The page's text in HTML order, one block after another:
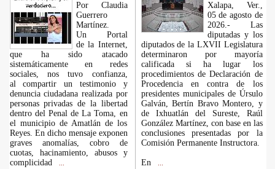
Por Claudia
Guerrero
Martínez.
​Un Portal
de la Internet,
que ha sido atacado
sistemáticamente en redes
sociales, nos tuvo confianza,
al compartir un testimonio y
denuncia ciudadana realizada por
personas privadas de la libertad
dentro del Penal de La Toma, en
el municipio de Amatlán de los
Reyes. En dicho mensaje exponen
graves anomalías, cobro de
cuotas, hacinamiento, abusos y
complicidad
Xalapa, Ver.,
05 de agosto de
2026.- Las
diputadas y los
diputados de la LXVII Legislatura
determinaron por mayoría
calificada si ha lugar los
procedimientos de Declaración de
Procedencia en contra de los
presidentes municipales de Úrsulo
Galván, Bertín Bravo Montero, y
de Ixhuatlán del Sureste, Raúl
González Martínez, con base en las
conclusiones presentadas por la
Comisión Permanente Instructora.
En